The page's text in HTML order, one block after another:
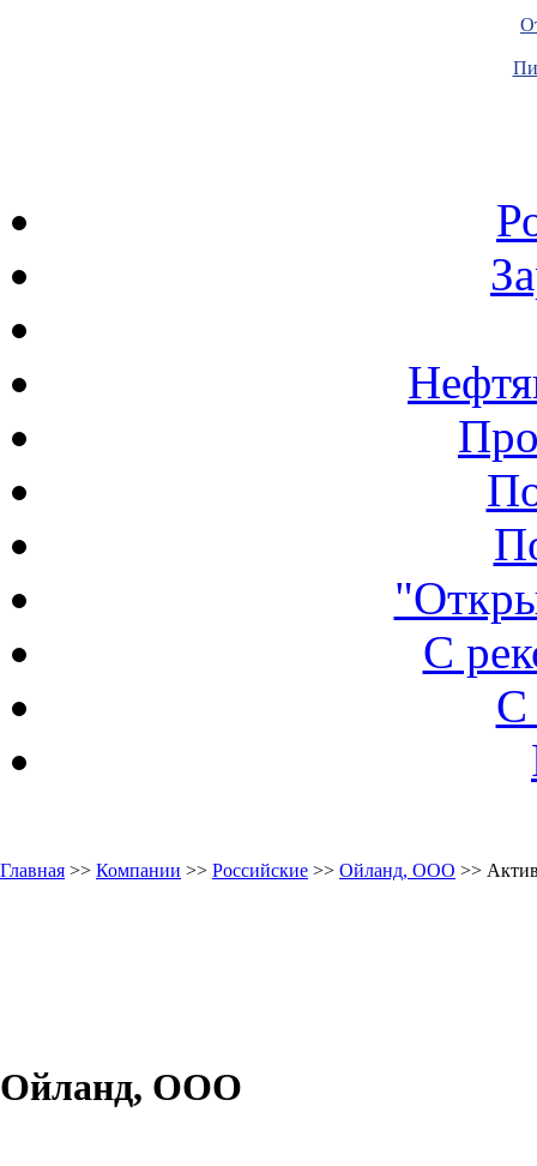
С
С
Главная >> Компании >> Российские >> Ойланд, ООО >>
Ойланд, ООО